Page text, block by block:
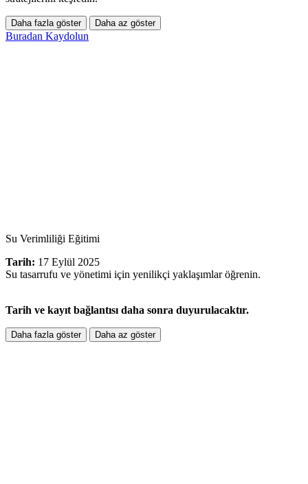
Daha fazla göster Daha az göster
Buradan Kaydolun
Su Verimliliği Eğitimi
Tarih: 17 Eylül 2025
Su tasarrufu ve yönetimi için yenilikçi yaklaşımlar öğrenin.
Tarih ve kayıt bağlantısı daha sonra duyurulacaktır.
Daha fazla göster Daha az göster